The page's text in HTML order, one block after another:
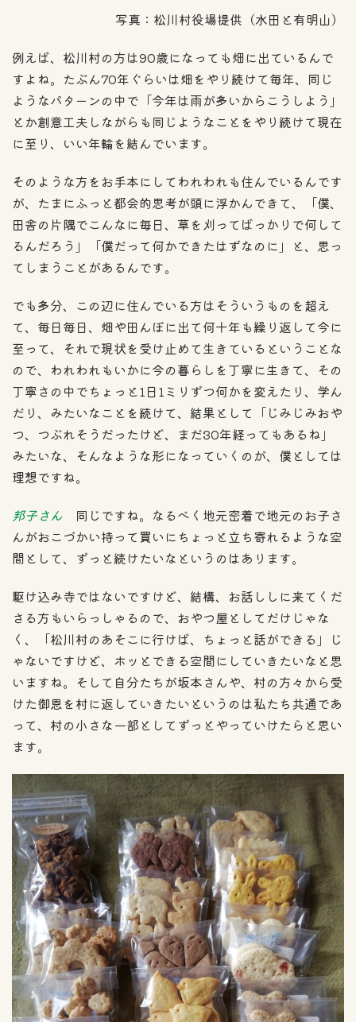
写真：松川村役場提供（水田と有明山）
例えば、松川村の方は90歳になっても畑に出ているんで
すよね。たぶん70年ぐらいは畑をやり続けて毎年、同じ
ようなパターンの中で「今年は雨が多いからこうしよう」
とか創意工夫しながらも同じようなことをやり続けて現在
に至り、いい年輪を結んでいます。
そのような方をお手本にしてわれわれも住んでいるんです
が、たまにふっと都会的思考が頭に浮かんできて、「僕、
田舎の片隅でこんなに毎日、草を刈ってばっかりで何して
るんだろう」「僕だって何かできたはずなのに」と、思っ
てしまうことがあるんです。
でも多分、この辺に住んでいる方はそういうものを超え
て、毎日毎日、畑や田んぼに出て何十年も繰り返して今に
至って、それで現状を受け止めて生きているということな
ので、われわれもいかに今の暮らしを丁寧に生きて、その
丁寧さの中でちょっと1日1ミリずつ何かを変えたり、学ん
だり、みたいなことを続けて、結果として「じみじみおや
つ、つぶれそうだったけど、まだ30年経ってもあるね」
みたいな、そんなような形になっていくのが、僕としては
理想ですね。
邦子さん 同じですね。なるべく地元密着で地元のお子さ
んがおこづかい持って買いにちょっと立ち寄れるような空
間として、ずっと続けたいなというのはあります。
駆け込み寺ではないですけど、結構、お話ししに来てくだ
さる方もいらっしゃるので、おやつ屋としてだけじゃな
く、「松川村のあそこに行けば、ちょっと話ができる」じ
ゃないですけど、ホッとできる空間にしていきたいなと思
いますね。そして自分たちが坂本さんや、村の方々から受
けた御恩を村に返していきたいというのは私たち共通であ
って、村の小さな一部としてずっとやっていけたらと思い
ます。